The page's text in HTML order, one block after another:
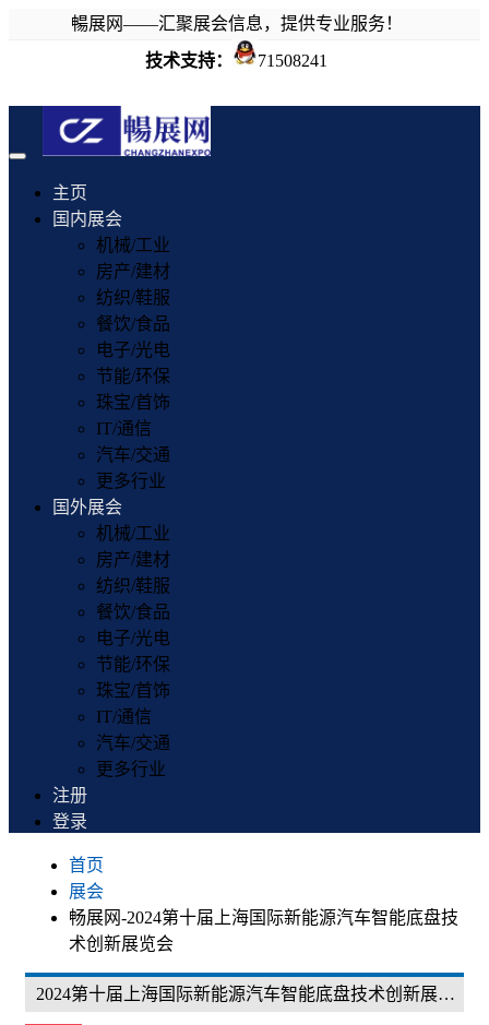
暢展网——汇聚展会信息，提供专业服务！
技术支持：
71508241
Toggle
navigation
主页
国内展会
机械/工业
房产/建材
纺织/鞋服
餐饮/食品
电子/光电
节能/环保
珠宝/首饰
IT/通信
汽车/交通
更多行业
国外展会
机械/工业
房产/建材
纺织/鞋服
餐饮/食品
电子/光电
节能/环保
珠宝/首饰
IT/通信
汽车/交通
更多行业
注册
登录
首页
展会
畅展网-2024第十届上海国际新能源汽车智能底盘技
术创新展览会
2024第十届上海国际新能源汽车智能底盘技术创新展览会